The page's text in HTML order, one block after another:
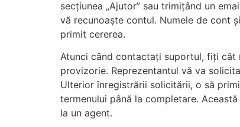
secțiunea „Ajutor” sau trimițând un
vă recunoaște contul. Numele de cont
primit cererea.
Atunci când contactați suportul, fiți cât
provizorie. Reprezentantul vă va
Ulterior înregistrării solicitării, o să
termenului până la completare.
la un agent.